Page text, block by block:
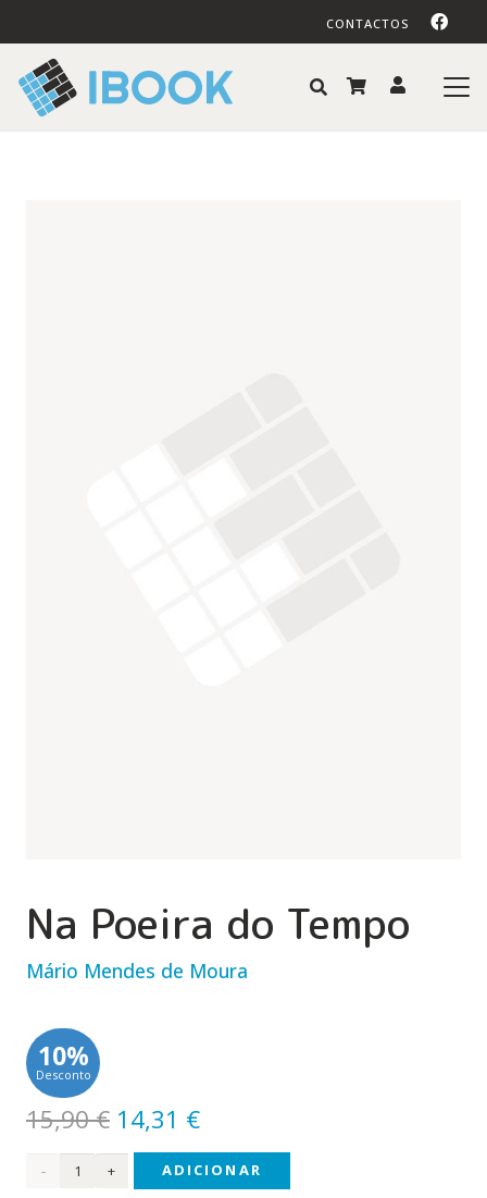
CONTACTOS
Na Poeira do Tempo
Mário Mendes de Moura
10%
Desconto
15,90€ O
preço
original
14,31 €O
preço
atual
Quantidade
ADICIONAR